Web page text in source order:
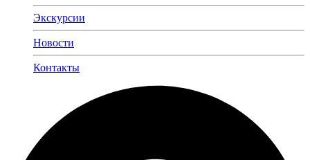
Экскурсии
Новости
Контакты